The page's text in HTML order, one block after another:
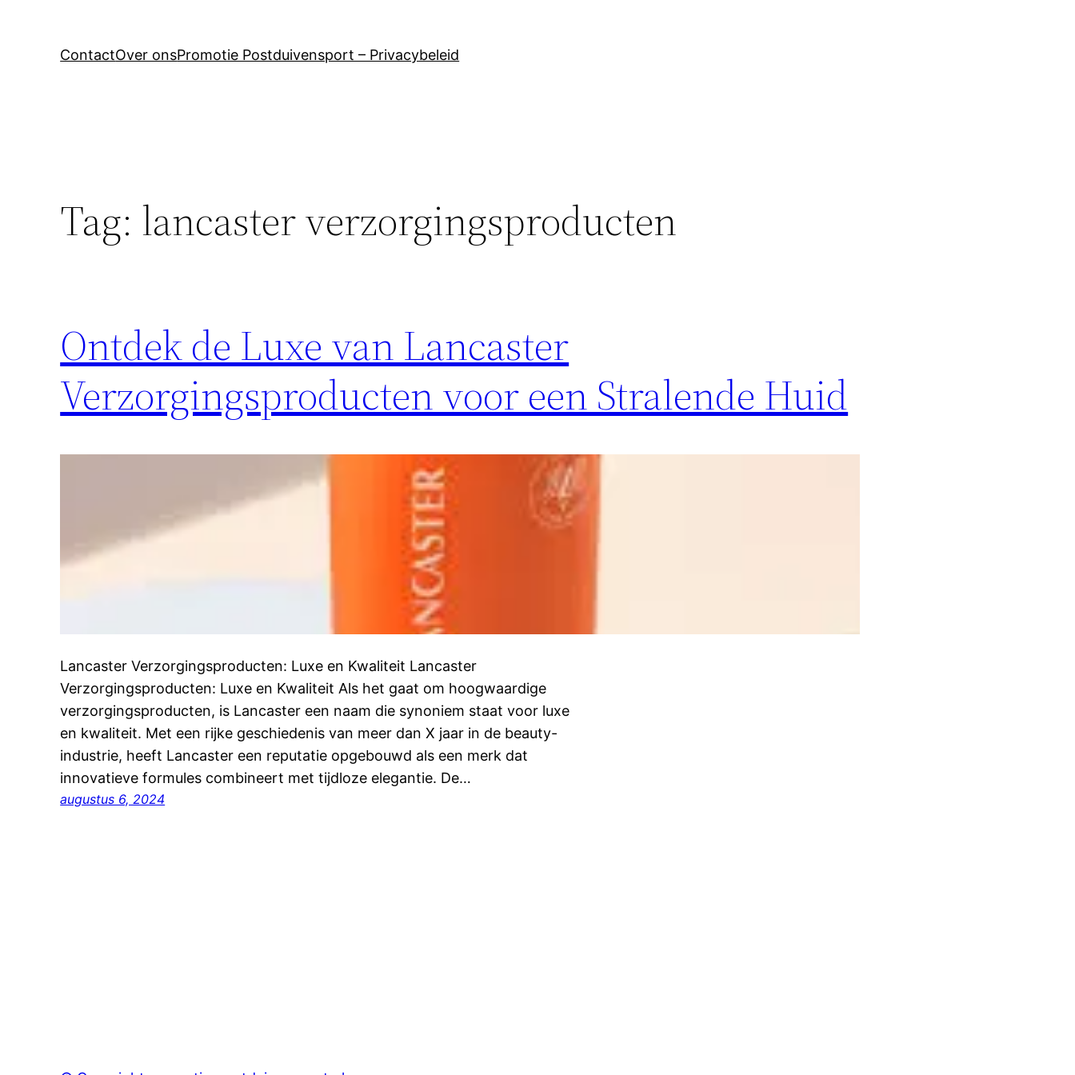
ContactOver onsPromotie Postduivensport – Privacybeleid
Tag: lancaster verzorgingsproducten
Ontdek de Luxe van Lancaster
Verzorgingsproducten voor een Stralende Huid
Lancaster Verzorgingsproducten: Luxe en Kwaliteit Lancaster
Verzorgingsproducten: Luxe en Kwaliteit Als het gaat om hoogwaardige
verzorgingsproducten, is Lancaster een naam die synoniem staat voor luxe
en kwaliteit. Met een rijke geschiedenis van meer dan X jaar in de beauty-
industrie, heeft Lancaster een reputatie opgebouwd als een merk dat
innovatieve formules combineert met tijdloze elegantie. De…
augustus 6, 2024